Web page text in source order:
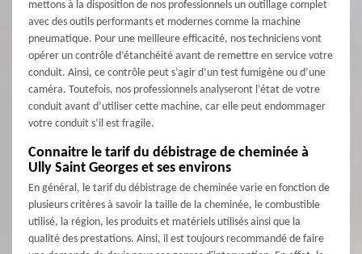
mettons à la disposition de nos professionnels un outillage complet
avec des outils performants et modernes comme la machine
pneumatique. Pour une meilleure efficacité, nos techniciens vont
opérer un contrôle d’étanchéité avant de remettre en service votre
conduit. Ainsi, ce contrôle peut s’agir d’un test fumigène ou d’une
caméra. Toutefois, nos professionnels analyseront l’état de votre
conduit avant d’utiliser cette machine, car elle peut endommager
votre conduit s’il est fragile.
Connaitre le tarif du débistrage de cheminée à
Ully Saint Georges et ses environs
En général, le tarif du débistrage de cheminée varie en fonction de
plusieurs critères à savoir la taille de la cheminée, le combustible
utilisé, la région, les produits et matériels utilisés ainsi que la
qualité des prestations. Ainsi, il est toujours recommandé de faire